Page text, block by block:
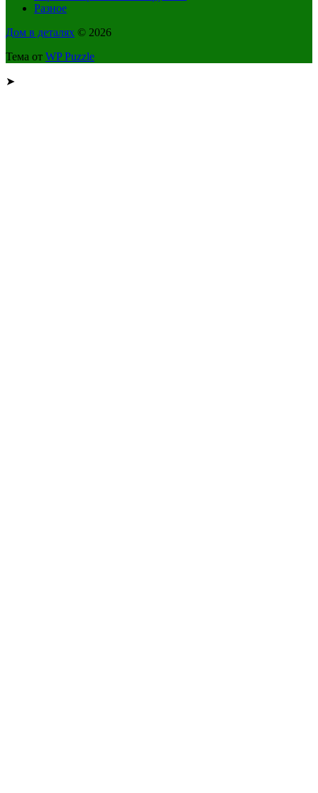
Разное
Дом в деталях © 2026
Тема от WP Puzzle
➤